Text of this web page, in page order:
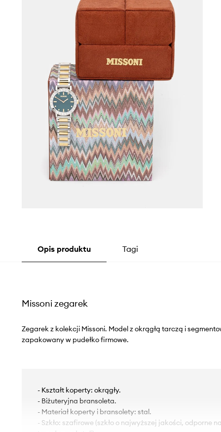
Opis produktu Tagi
Missoni zegarek
Zegarek z kolekcji Missoni. Model z okrągłą tarczą i
zapakowany w pudełko firmowe.
- Kształt koperty: okrągły.
- Biżuteryjna bransoleta.
- Materiał koperty i bransolety: stal.
- Szkło: szafirowe (szkło o najwyższej jakości, odporne